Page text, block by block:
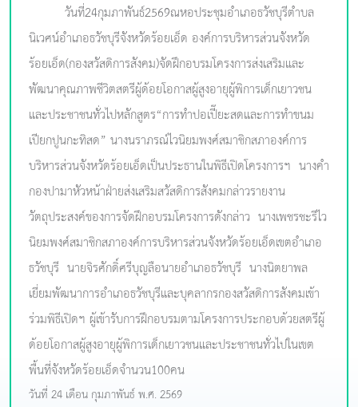
วันที่24กุมภาพันธ์2569ณหอประชุมอำเภอธวัชบุรีตำบล
นิเวศน์อำเภอธวัชบุรีจังหวัดร้อยเอ็ด องค์การบริหารส่วนจังหวัด
ร้อยเอ็ด(กองสวัสดิการสังคม)จัดฝึกอบรมโครงการส่งเสริมและ
พัฒนาคุณภาพชีวิตสตรีผู้ด้อยโอกาสผู้สูงอายุผู้พิการเด็กเยาวชน
และประชาชนทั่วไปหลักสูตร“การทำปอเปี๊ยะสดและการทำขนม
เปียกปูนกะทิสด” นางนราภรณ์ไวนิยมพงศ์สมาชิกสภาองค์การ
บริหารส่วนจังหวัดร้อยเอ็ดเป็นประธานในพิธีเปิดโครงการฯ -นางคำ
กองปามาหัวหน้าฝ่ายส่งเสริมสวัสดิการสังคมกล่าวรายงาน
วัตถุประสงค์ของการจัดฝึกอบรมโครงการดังกล่าว -นางเพชรชะรีไว
นิยมพงศ์สมาชิกสภาองค์การบริหารส่วนจังหวัดร้อยเอ็ดเขตอำเภอ
ธวัชบุรี -นายจิรศักดิ์ศรีบุญลือนายอำเภอธวัชบุรี -นางนิตยาพล
เยี่ยมพัฒนาการอำเภอธวัชบุรีและบุคลากรกองสวัสดิการสังคมเข้า
ร่วมพิธีเปิดฯ ผู้เข้ารับการฝึกอบรมตามโครงการประกอบด้วยสตรีผู้
ด้อยโอกาสผู้สูงอายุผู้พิการเด็กเยาวชนและประชาชนทั่วไปในเขต
พื้นที่จังหวัดร้อยเอ็ดจำนวน100คน
วันที่ 24 เดือน กุมภาพันธ์ พ.ศ. 2569